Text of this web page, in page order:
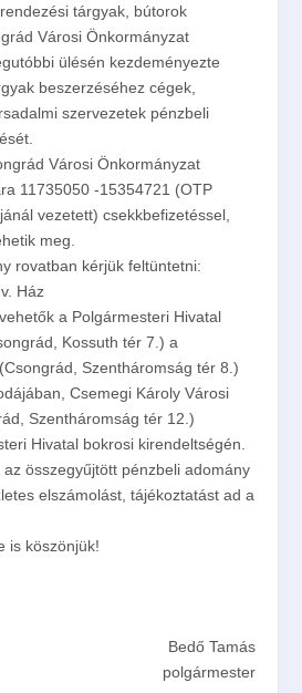
tárgyak, bútorok
Városi Önkormányzat
ülésén kezdeményezte
beszerzéséhez cégek,
szervezetek pénzbeli
Városi Önkormányzat
11735050 -15354721 (OTP
vezetett) csekkbefizetéssel,
meg.
rovatban kérjük feltüntetni:
Ház
a Polgármesteri Hivatal
Kossuth tér 7.) a
Szentháromság tér 8.)
Csemegi Károly Városi
Szentháromság tér 12.)
Hivatal bokrosi kirendeltségén.
összegyűjtött pénzbeli adomány
elszámolást, tájékoztatást ad a
is köszönjük!
Bedő Tamás
polgármester